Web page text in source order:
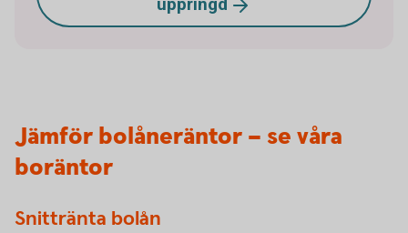
Jämför bolåneräntor – se våra
boräntor
Snittränta bolån